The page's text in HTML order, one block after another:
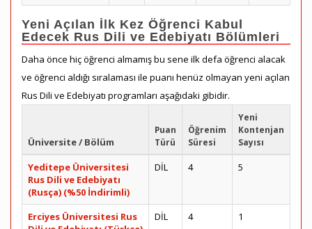
Yeni Açılan İlk Kez Öğrenci Kabul
Edecek Rus Dili ve Edebiyatı Bölümleri
Daha önce hiç öğrenci almamış bu sene ilk defa öğrenci alacak
ve öğrenci aldığı sıralaması ile puanı henüz olmayan yeni açılan
Rus Dili ve Edebiyatı programları aşağıdaki gibidir.
Üniversite / Bölüm
Puan
Türü
Öğrenim
Süresi
Yeni
Kontenjan
Sayısı
Yeditepe Üniversitesi
Rus Dili ve Edebiyatı
(Rusça) (%50 İndirimli)
DİL 4 5
Erciyes Üniversitesi Rus
DİL 4 1